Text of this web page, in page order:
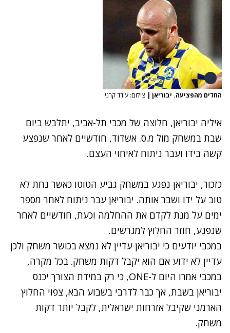
החלים מהפציעה. יבוריאן | צילום: עודד קרני
איליה יבוריאן, חלוצה של מכבי תל-אביב, יתלבש ביום
שבת במשחק מול מ.ס. אשדוד, חודשיים לאחר שנפצע
קשה בידו ועבר ניתוח לאיחוי העצם.
כזכור, יבוריאן נפגע במשחק גביע הטוטו כאשר נחת לא
טוב על ידו ושבר אותה. יבוריאן עבר ניתוח לאחר מספר
ימים על מנת לקדם את ההחלמה וכעת, חודשיים לאחר
שנפגע, חוזר החלוץ למגרשים.
במכבי יודעים כי יבוריאן עדיין לא נמצא בכושר משחק ולכן
עדיין לא ידוע אם הוא יקבל דקות משחק. בכל מקרה,
במכבי אמרו היום ל-ONE, כי רק במידת הצורך יכנס
יבוריאן בשבת, אך כבר לדרבי בשבוע הבא, צפוי החלוץ
הארמני שקיבל אזרחות ישראלית, לקבל יותר דקות
משחק.